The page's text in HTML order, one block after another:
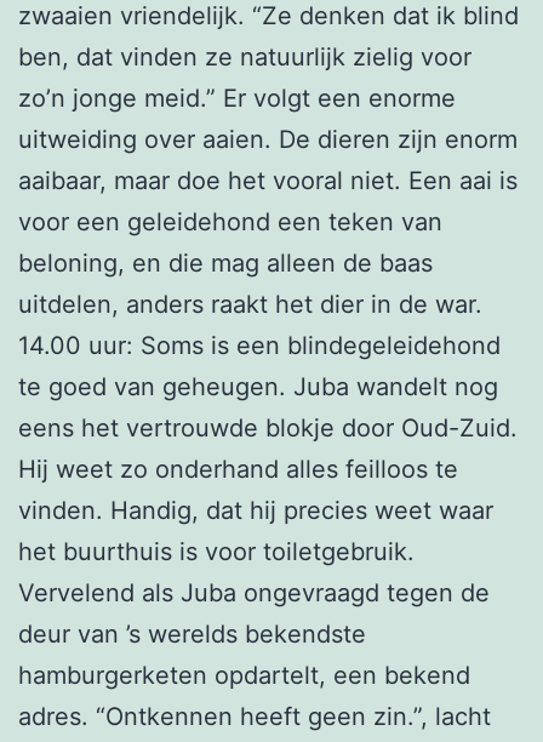
zwaaien vriendelijk. “Ze denken dat ik blind
ben, dat vinden ze natuurlijk zielig voor
zo’n jonge meid.” Er volgt een enorme
uitweiding over aaien. De dieren zijn enorm
aaibaar, maar doe het vooral niet. Een aai is
voor een geleidehond een teken van
beloning, en die mag alleen de baas
uitdelen, anders raakt het dier in de war.
14.00 uur: Soms is een blindegeleidehond
te goed van geheugen. Juba wandelt nog
eens het vertrouwde blokje door Oud-Zuid.
Hij weet zo onderhand alles feilloos te
vinden. Handig, dat hij precies weet waar
het buurthuis is voor toiletgebruik.
Vervelend als Juba ongevraagd tegen de
deur van ’s werelds bekendste
hamburgerketen opdartelt, een bekend
adres. “Ontkennen heeft geen zin.”, lacht